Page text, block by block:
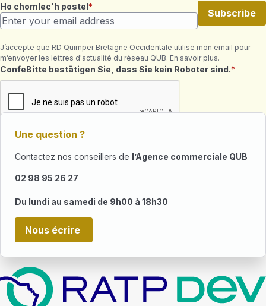
Ho chomlec'h postel
Subscribe
J’accepte que RD Quimper Bretagne Occidentale utilise mon email pour
m’envoyer les lettres d'actualité du réseau QUB. En savoir plus.
Maeziennoù ret
ConfeBitte bestätigen Sie, dass Sie kein Roboter sind.
Une question ?
Contactez nos conseillers de l’Agence commerciale QUB
02 98 95 26 27
Du lundi au samedi de 9h00 à 18h30
Nous écrire